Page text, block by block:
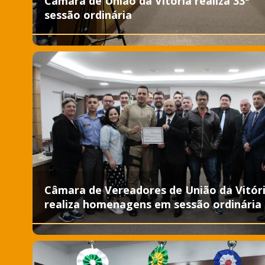
sessão ordinária
Câmara de Vereadores de União da
realiza homenagens em sessão ordinária